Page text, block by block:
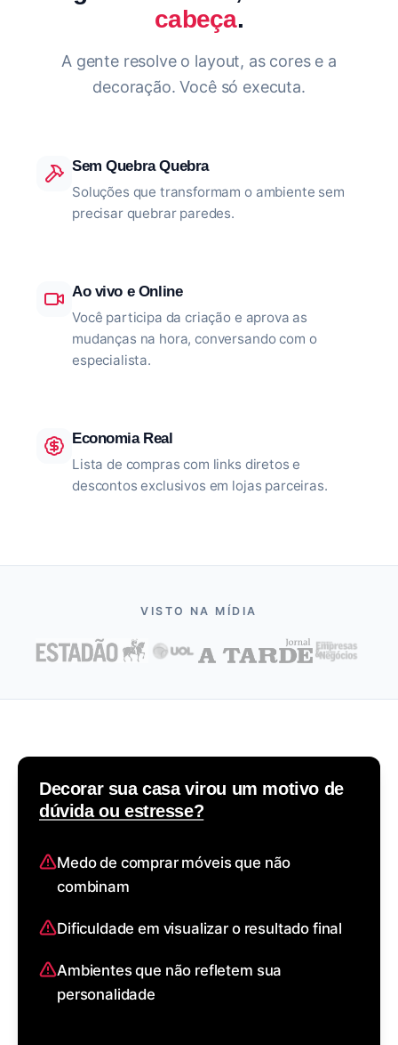
cabeça.
A gente resolve o layout, as cores e a
decoração. Você só executa.
Sem Quebra Quebra
Soluções que transformam o ambiente sem
precisar quebrar paredes.
Ao vivo e Online
Você participa da criação e aprova as
mudanças na hora, conversando com o
especialista.
Economia Real
Lista de compras com links diretos e
descontos exclusivos em lojas parceiras.
VISTO NA MÍDIA
Decorar sua casa virou um motivo de
dúvida ou estresse?
Medo de comprar móveis que não
combinam
Dificuldade em visualizar o resultado final
Ambientes que não refletem sua
personalidade